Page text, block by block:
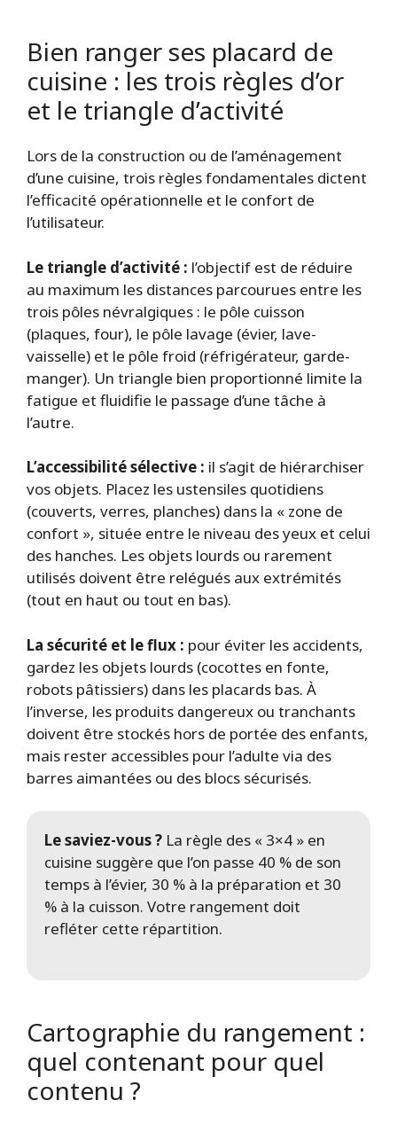
Bien ranger ses placard de
cuisine : les trois règles d’or
et le triangle d’activité
Lors de la construction ou de l’aménagement
d’une cuisine, trois règles fondamentales dictent
l’efficacité opérationnelle et le confort de
l’utilisateur.
Le triangle d’activité : l’objectif est de réduire
au maximum les distances parcourues entre les
trois pôles névralgiques : le pôle cuisson
(plaques, four), le pôle lavage (évier, lave-
vaisselle) et le pôle froid (réfrigérateur, garde-
manger). Un triangle bien proportionné limite la
fatigue et fluidifie le passage d’une tâche à
l’autre.
L’accessibilité sélective : il s’agit de hiérarchiser
vos objets. Placez les ustensiles quotidiens
(couverts, verres, planches) dans la « zone de
confort », située entre le niveau des yeux et celui
des hanches. Les objets lourds ou rarement
utilisés doivent être relégués aux extrémités
(tout en haut ou tout en bas).
La sécurité et le flux : pour éviter les accidents,
gardez les objets lourds (cocottes en fonte,
robots pâtissiers) dans les placards bas. À
l’inverse, les produits dangereux ou tranchants
doivent être stockés hors de portée des enfants,
mais rester accessibles pour l’adulte via des
barres aimantées ou des blocs sécurisés.
Le saviez-vous ? La règle des « 3×4 » en
cuisine suggère que l’on passe 40 % de son
temps à l’évier, 30 % à la préparation et 30
% à la cuisson. Votre rangement doit
refléter cette répartition.
Cartographie du rangement :
quel contenant pour quel
contenu ?